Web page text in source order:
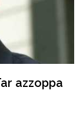
azzoppa